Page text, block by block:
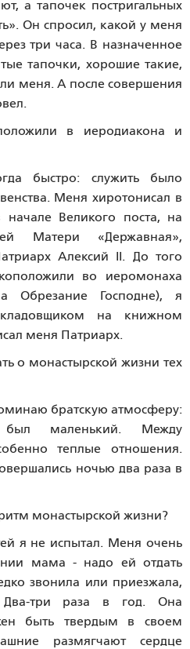
а тапочек постригальных
Он спросил, какой у меня
три часа. В назначенное
тапочки, хорошие такие,
меня. А после совершения
в иеродиакона и
быстро: служить было
Меня хиротонисал в
Великого поста, на
Матери «Державная»,
Алексий II. До того
во иеромонаха
Обрезание Господне), я
кладовщиком на книжном
меня Патриарх.
о монастырской жизни тех
братскую атмосферу:
был маленький. Между
теплые отношения.
ночью два раза в
монастырской жизни?
я не испытал. Меня очень
мама - надо ей отдать
звонила или приезжала,
три раза в год. Она
быть твердым в своем
размягчают сердце